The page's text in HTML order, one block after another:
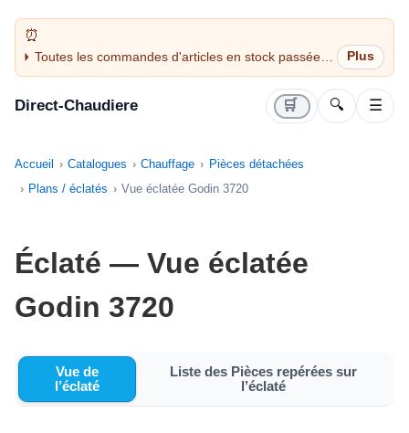
Toutes les commandes d'articles en stock passées
avant 14H sont expédiées le jour même (jours
Direct-Chaudiere 🛒 🔍 ☰
Accueil Catalogues Chauffage
Pièces détachées
Plans / éclatés
Vue éclatée Godin 3720
Éclaté — Vue éclatée
Godin 3720
Vue de
l’éclaté
Liste des Pièces repérées sur
l’éclaté